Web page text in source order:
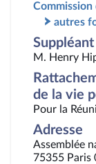
Commission
autres
Suppléant
M. Henry
de la vie
Pour la
Adresse
Assemblée
75355 Paris